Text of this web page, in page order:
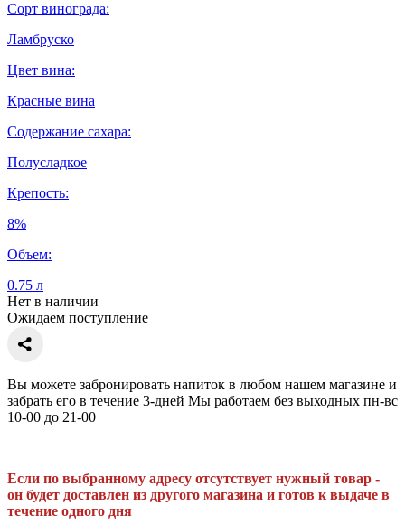
Сорт винограда:
Ламбруско
Цвет вина:
Красные вина
Содержание сахара:
Полусладкое
Крепость:
8%
Объем:
0.75 л
Нет в наличии
Ожидаем поступление
Вы можете забронировать напиток в любом нашем магазине и
забрать его в течение 3-дней Мы работаем без выходных пн-вс
10-00 до 21-00
Если по выбранному адресу отсутствует нужный товар -
он будет доставлен из другого магазина и готов к выдаче в
течение одного дня